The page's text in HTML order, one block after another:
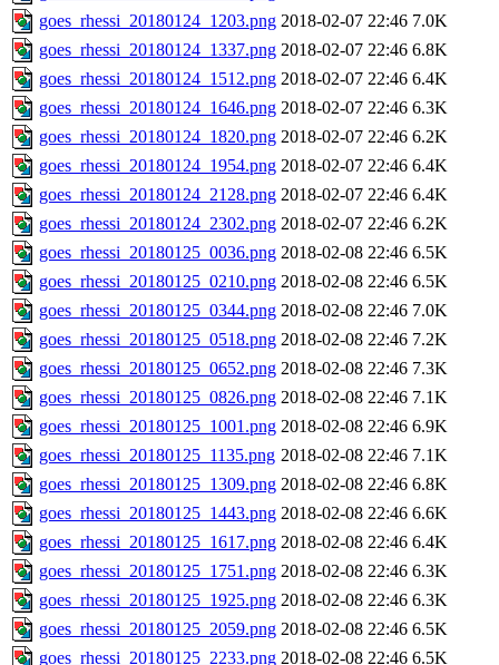
goes_rhessi_20180124_1203.png 2018-02-07 22:46 7.0K
goes_rhessi_20180124_1337.png 2018-02-07 22:46 6.8K
goes_rhessi_20180124_1512.png 2018-02-07 22:46 6.4K
goes_rhessi_20180124_1646.png 2018-02-07 22:46 6.3K
goes_rhessi_20180124_1820.png 2018-02-07 22:46 6.2K
goes_rhessi_20180124_1954.png 2018-02-07 22:46 6.4K
goes_rhessi_20180124_2128.png 2018-02-07 22:46 6.4K
goes_rhessi_20180124_2302.png 2018-02-07 22:46 6.2K
goes_rhessi_20180125_0036.png 2018-02-08 22:46 6.5K
goes_rhessi_20180125_0210.png 2018-02-08 22:46 6.5K
goes_rhessi_20180125_0344.png 2018-02-08 22:46 7.0K
goes_rhessi_20180125_0518.png 2018-02-08 22:46 7.2K
goes_rhessi_20180125_0652.png 2018-02-08 22:46 7.3K
goes_rhessi_20180125_0826.png 2018-02-08 22:46 7.1K
goes_rhessi_20180125_1001.png 2018-02-08 22:46 6.9K
goes_rhessi_20180125_1135.png 2018-02-08 22:46 7.1K
goes_rhessi_20180125_1309.png 2018-02-08 22:46 6.8K
goes_rhessi_20180125_1443.png 2018-02-08 22:46 6.6K
goes_rhessi_20180125_1617.png 2018-02-08 22:46 6.4K
goes_rhessi_20180125_1751.png 2018-02-08 22:46 6.3K
goes_rhessi_20180125_1925.png 2018-02-08 22:46 6.3K
goes_rhessi_20180125_2059.png 2018-02-08 22:46 6.5K
goes_rhessi_20180125_2233.png 2018-02-08 22:46 6.5K